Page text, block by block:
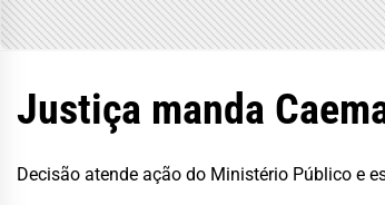
Justiça manda
Decisão atende ação do Ministério Público e